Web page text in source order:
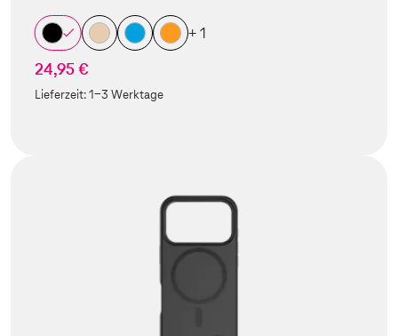
+ 1
24,95 €
Lieferzeit:1-3 Werktage